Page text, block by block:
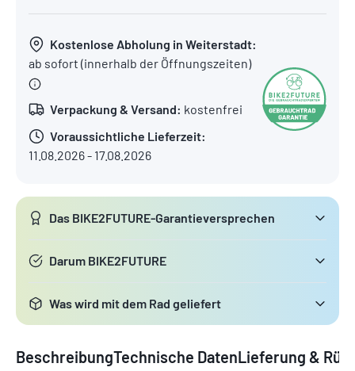
Kostenlose Abholung in Weiterstadt:
ab sofort (innerhalb der Öffnungszeiten)
Verpackung & Versand: kostenfrei
Voraussichtliche Lieferzeit:
11.08.2026 - 17.08.2026
Das BIKE2FUTURE-Garantieversprechen
Darum BIKE2FUTURE
Was wird mit dem Rad geliefert
BeschreibungTechnische DatenLieferung &